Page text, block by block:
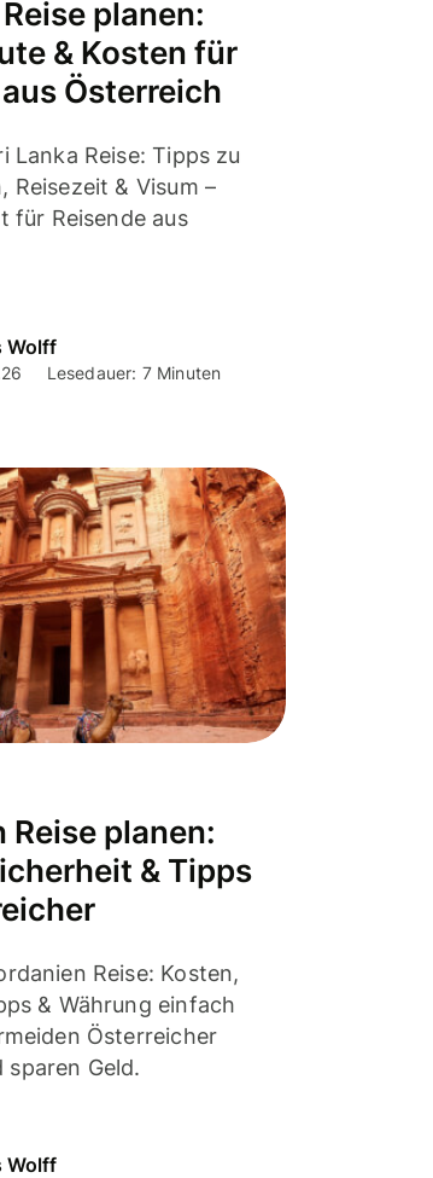
planen:
& Kosten für
Österreich
Lanka Reise: Tipps zu
Reisezeit & Visum –
für Reisende aus
Wolff
Lesedauer: 7 Minuten
Reise planen:
& Tipps
Reise: Kosten,
& Währung einfach
Österreicher
sparen Geld.
Wolff